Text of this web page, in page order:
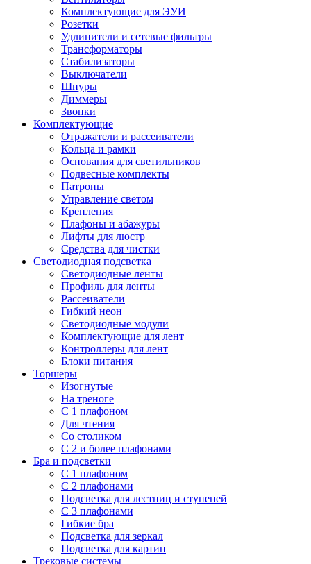
Комплектующие для ЭУИ
Розетки
Удлинители и сетевые фильтры
Трансформаторы
Стабилизаторы
Выключатели
Шнуры
Диммеры
Звонки
Комплектующие
Отражатели и рассеиватели
Кольца и рамки
Основания для светильников
Подвесные комплекты
Патроны
Управление светом
Крепления
Плафоны и абажуры
Лифты для люстр
Средства для чистки
Светодиодная подсветка
Светодиодные ленты
Профиль для ленты
Рассеиватели
Гибкий неон
Светодиодные модули
Комплектующие для лент
Контроллеры для лент
Блоки питания
Торшеры
Изогнутые
На треноге
С 1 плафоном
Для чтения
Со столиком
С 2 и более плафонами
Бра и подсветки
С 1 плафоном
С 2 плафонами
Подсветка для лестниц и ступеней
С 3 плафонами
Гибкие бра
Подсветка для зеркал
Подсветка для картин
Трековые системы